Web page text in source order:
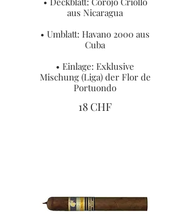
aus Nicaragua
• Umblatt: Havano 2000 aus
Cuba
• Einlage: Exklusive
Mischung (Liga) der Flor de
Portuondo
18 CHF